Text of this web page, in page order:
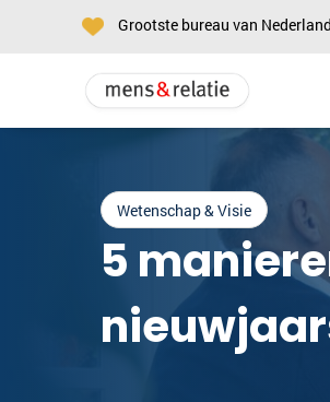
Grootste bureau van Nederland
Wetenschap & Visie
5